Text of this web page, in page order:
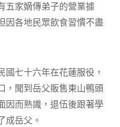
五家嫡傳弟子的營業據
因各地民眾飲食習慣不盡
七十六年在花蓮服役，
，聞到岳父販售東山鴨頭
因而熟識，退伍後跟著學
成岳父。